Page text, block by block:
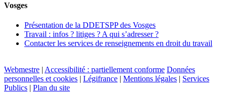
Vosges
Présentation de la DDETSPP des Vosges
Travail : infos ? litiges ? A qui s’adresser ?
Contacter les services de renseignements en droit du travail
Webmestre | Accessibilité : partiellement conforme Données
personnelles et cookies | Légifrance | Mentions légales | Services
Publics | Plan du site